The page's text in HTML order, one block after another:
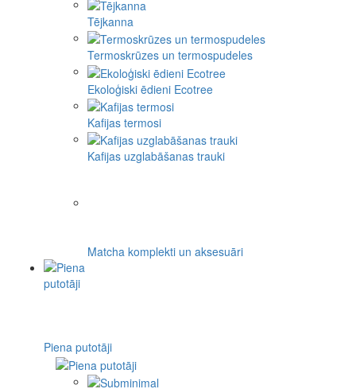
Tējkanna
Termoskrūzes un termospudeles
Ekoloģiski ēdieni Ecotree
Kafijas termosi
Kafijas uzglabāšanas trauki
Matcha komplekti un aksesuāri
Piena putotāji